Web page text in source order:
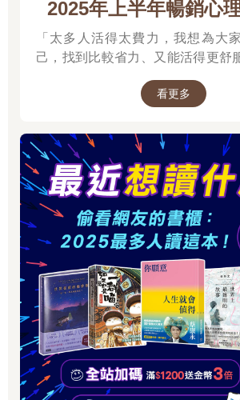
2025年上半年暢銷心
「太多人活得太費力，我想為大
己，找到比較省力、又能活得更舒
2025網友們心靈療癒都在看這些↓↓↓↓
看更多